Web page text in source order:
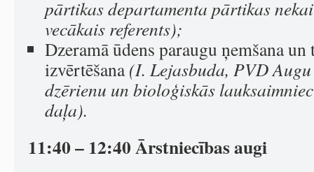
pārtikas departamenta pārtikas
vecākais referents);
Dzeramā ūdens paraugu ņemšana un
izvērtēšana(I. Lejasbuda, PVD
dzērienu un bioloģiskās
daļa).
11:40 – 12:40 Ārstniecības augi